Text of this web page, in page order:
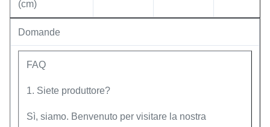
(cm)
Domande
FAQ
1. Siete produttore?
Sì, siamo. Benvenuto per visitare la nostra